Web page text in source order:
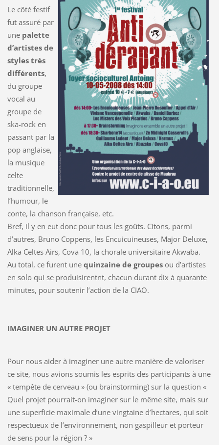
Le côté festif
fut assuré par
une palette
d’artistes de
styles très
différents,
du groupe
vocal au
groupe de
ska-rock en
passant par la
pop anglaise,
la musique
celte
traditionnelle,
l’humour, le
conte, la chanson française, etc.
Bref, il y en eut donc pour tous les goûts. Citons, parmi
d’autres, Bruno Coppens, les Encuicuineuses, Major Deluxe,
Alka Celtes Airs, Cova 10, la chorale universitaire Akwaba.
Au total, ce furent une quinzaine de groupesou d’artistes
en solo qui se produisirentnt, chacun durant dix à quarante
minutes, pour soutenir l’action de la CIAO.
IMAGINER UN AUTRE PROJET
Pour nous aider à imaginer une autre manière de valoriser
ce site, nous avions soumis les esprits des participants à une
« tempête de cerveau » (ou brainstorming) sur la question «
Quel projet pourrait-on imaginer sur le même site, mais sur
une superficie maximale d’une vingtaine d’hectares, qui soit
respectueux de l’environnement, non gaspilleur et porteur
de sens pour la région ? »